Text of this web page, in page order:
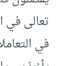
تعالى في
في